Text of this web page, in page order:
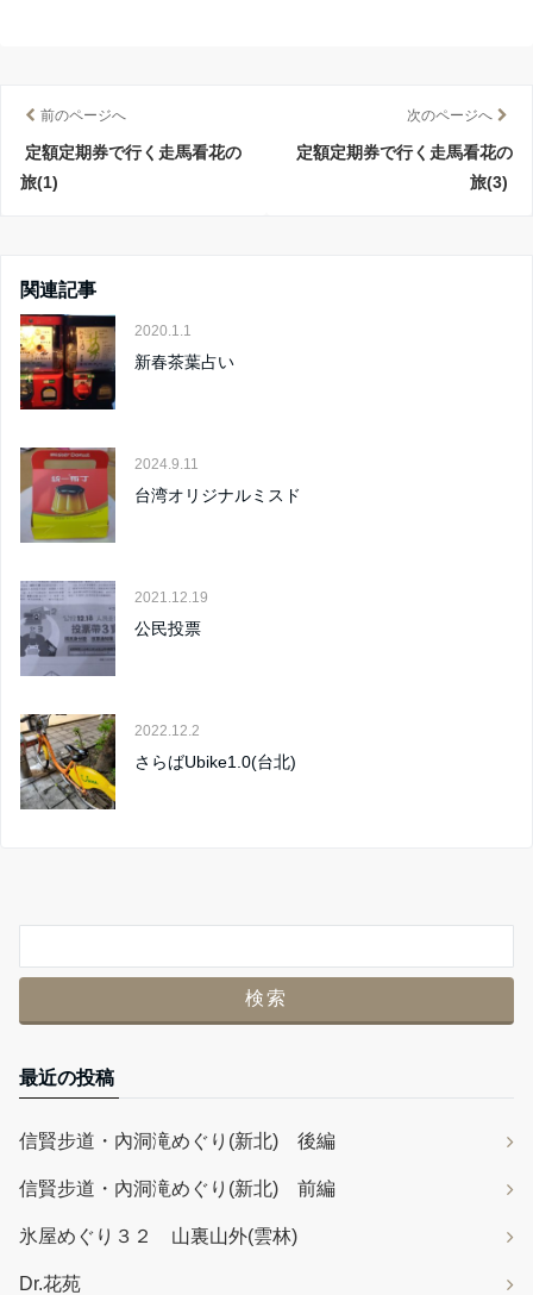
前のページへ
定額定期券で行く走馬看花の
旅(1)
次のページへ
定額定期券で行く走馬看花の
旅(3)
関連記事
2020.1.1
新春茶葉占い
2024.9.11
台湾オリジナルミスド
2021.12.19
公民投票
2022.12.2
さらばUbike1.0(台北)
最近の投稿
信賢步道・內洞滝めぐり(新北) 後編
信賢步道・內洞滝めぐり(新北) 前編
氷屋めぐり３２ 山裏山外(雲林)
Dr.花苑